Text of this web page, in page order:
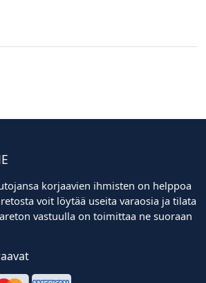
korjaavien ihmisten on helppoa
voit löytää useita varaosia ja tilata
vastuulla on toimittaa ne suoraan